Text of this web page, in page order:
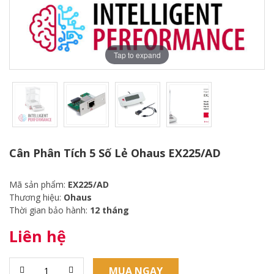
Tap to expand
Cân Phân Tích 5 Số Lẻ Ohaus EX225/AD
Mã sản phẩm: EX225/AD
Thương hiệu: Ohaus
Thời gian bảo hành: 12 tháng
Liên hệ
MUA NGAY